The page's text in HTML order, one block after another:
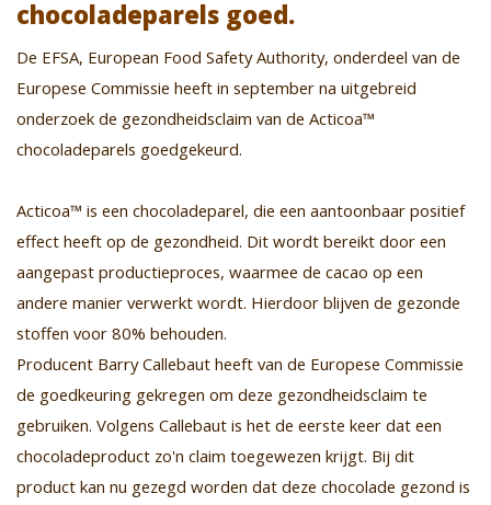
chocoladeparels goed.
De EFSA, European Food Safety Authority, onderdeel van de
Europese Commissie heeft in september na uitgebreid
onderzoek de gezondheidsclaim van de Acticoa™
chocoladeparels goedgekeurd.
Acticoa™ is een chocoladeparel, die een aantoonbaar positief
effect heeft op de gezondheid. Dit wordt bereikt door een
aangepast productieproces, waarmee de cacao op een
andere manier verwerkt wordt. Hierdoor blijven de gezonde
stoffen voor 80% behouden.
Producent Barry Callebaut heeft van de Europese Commissie
de goedkeuring gekregen om deze gezondheidsclaim te
gebruiken. Volgens Callebaut is het de eerste keer dat een
chocoladeproduct zo'n claim toegewezen krijgt. Bij dit
product kan nu gezegd worden dat deze chocolade gezond is